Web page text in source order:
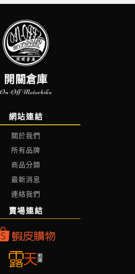
開關倉庫
On-Off Motorbike
網站連結
關於我們
所有品牌
商品分類
最新消息
連絡我們
賣場連結